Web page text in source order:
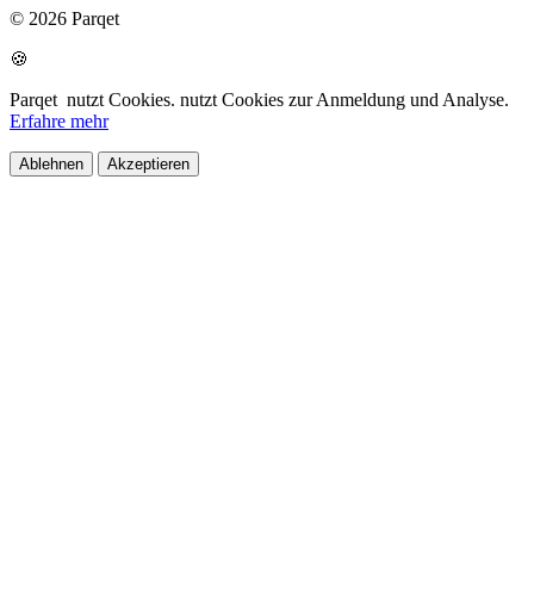
© 2026 Parqet
🍪
Parqet nutzt Cookies. nutzt Cookies zur Anmeldung und Analyse.
Erfahre mehr
Ablehnen Akzeptieren